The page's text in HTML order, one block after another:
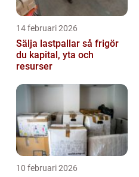
14 februari 2026
Sälja lastpallar så frigör
du kapital, yta och
resurser
10 februari 2026